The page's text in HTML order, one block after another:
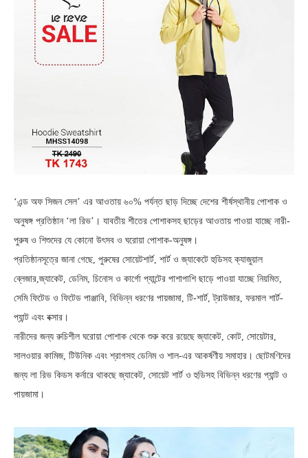
‘এন্ড অফ সিজন সেল’ এর আওতায় ৬০% পর্যন্ত ছাড় দিচ্ছে দেশের শীর্ষস্থানীয় পোশাক ও
অনুষঙ্গ প্রতিষ্ঠান ‘লা রিভ’। যাবতীয় শীতের পোশাকসহ ছাড়ের আওতায় পাওয়া যাচ্ছে নারী-
পুরুষ ও শিশুদের যে কোনো উৎসব ও ঘরোয়া পোশাক-অনুষঙ্গ।
প্রতিষ্ঠানসূত্রে জানা গেছে, পুরুষের সোয়েটশার্ট, শার্ট ও জ্যাকেটে হুডিসহ ক্যাজুয়াল
ব্লেজার,জ্যাকেট, ডেনিম, চিনোস ও কার্গো প্যান্টের পাশাপাশি ছাড়ে পাওয়া যাচ্ছে নিয়মিত,
সেমি ফিটেড ও ফিটেড পাঞ্জাবি, বিভিন্ন ধরণের পায়জামা, টি-শার্ট, ট্রাউজার, ফরমাল শার্ট-
প্যান্ট এবং বক্সার।
নারীদের জন্য রুচিশীল ঘরোয়া পোশাক থেকে শুরু করে রয়েছে জ্যাকেট, কোট, সোয়েটার,
সালওয়ার কামিজ, টিউনিক এবং শ্রাগসহ ডেনিম ও শাল-এর আকর্ষণীয় সমাহার। ছোটমণিদের
জন্য লা রিভ কিডস কর্নারে থাকছে জ্যাকেট, সোয়েট শার্ট ও হুডিসহ বিভিন্ন ধরণের প্যান্ট ও
পায়জামা।